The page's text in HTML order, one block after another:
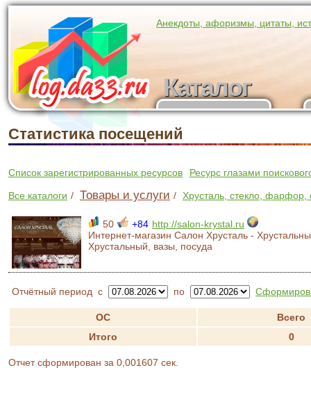
Анекдоты, афоризмы, цитаты,
Каталог
Каталог
участников
Статистика посещений
Список зарегистрированных ресурсов Ресурс глазами
Все каталоги / Товары и услуги / Хрусталь, стекло, фарфор,
50 +84 http://salon-krystal.ru
Интернет-магазин Салон Хрусталь -
Хрустальный, вазы, посуда
Отчётный период с по
ОС
Всего
Итого
0
Отчет сформирован за 0,001607 сек.